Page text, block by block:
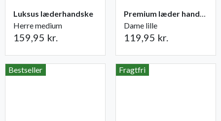
Luksus læderhandske
Herre medium
159,95 kr.
Premium læder handske Flutter
Dame lille
119,95 kr.
Bestseller Fragtfri